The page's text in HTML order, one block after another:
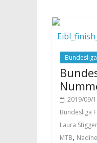
Bundesliga
2019/09/
Bundesliga
Laura Stigger
MTB,